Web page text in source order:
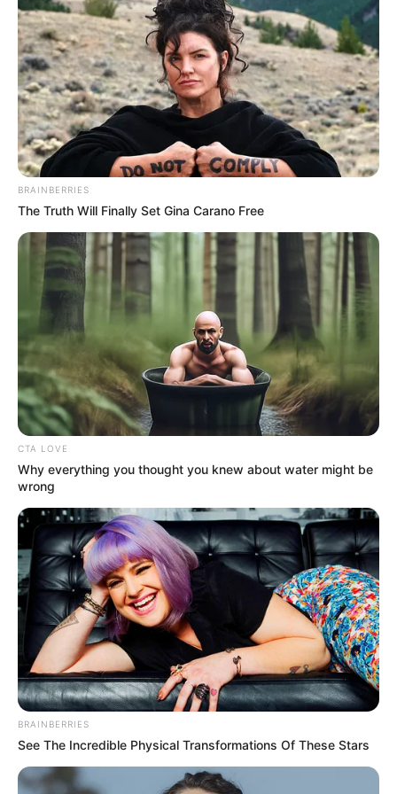
la protección de los niños, niñas y adolescentes está por
encima de cualquier otro interés.
Noticias relacionadas:
Alcalde de Chía le apuesta a la educación:
estudiantes pilosos tendrán becas
Predial 2025 en Chía: errores tendrían a propietarios
sin un peso
Chía empezó a legalizar terrenos: vecinos se
COMPARTIR
ALERTA BOGOTÁ EN GOOGLE NEWS
TEMAS RELACIONADOS
EJÉRCITO NACIONAL
COLEGIOS
SEGURIDAD PRIVADA
CHÍA, CUNDINAMARCA
MANTÉNGASE EN ALERTA
Tenemos todas las noticias que le
interesan. Para estar bien informado, por
favor, active las notificaciones de Alerta.
ACTIVAR AHORA
BRAINBERRIES
The Truth Will Finally Set Gina Carano Free
CTA LOVE
Why everything you thought you knew about water might be
wrong
BRAINBERRIES
See The Incredible Physical Transformations Of These Stars